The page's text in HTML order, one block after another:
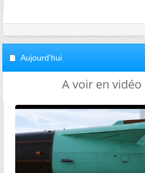
Aujourd'hui
A voir en